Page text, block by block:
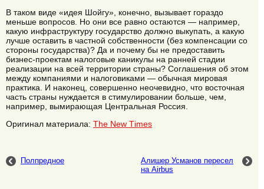
В таком виде «идея Шойгу», конечно, вызывает гораздо
меньше вопросов. Но они все равно остаются — например,
какую инфраструктуру государство должно выкупать, а какую
лучше оставить в частной собственности (без компенсации со
стороны государства)? Да и почему бы не предоставить
бизнес-проектам налоговые каникулы на ранней стадии
реализации на всей территории страны? Соглашения об этом
между компаниями и налоговиками — обычная мировая
практика. И наконец, совершенно неочевидно, что восточная
часть страны нуждается в стимулировании больше, чем,
например, вымирающая Центральная Россия.
Оригинал материала: Тhe New Тimes
Полпредное
Алишер Усманов пересел
на Airbus